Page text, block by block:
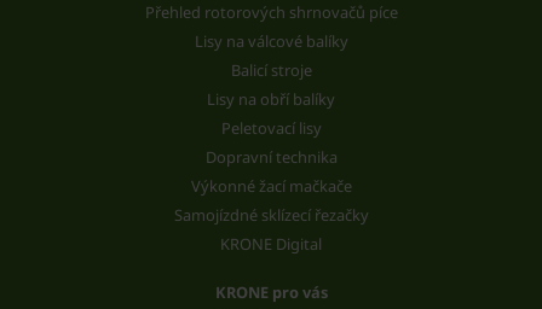
Přehled rotorových shrnovačů píce
Lisy na válcové balíky
Balicí stroje
Lisy na obří balíky
Peletovací lisy
Dopravní technika
Výkonné žací mačkače
Samojízdné sklízecí řezačky
KRONE Digital
KRONE pro vás